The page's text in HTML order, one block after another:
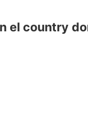
el country